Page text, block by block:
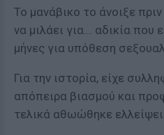
Το μανάβικο το άνοιξε
να μιλάει για... αδικία που
μήνες για υπόθεση
Για την ιστορία, είχε
απόπειρα βιασμού και
τελικά αθωώθηκε